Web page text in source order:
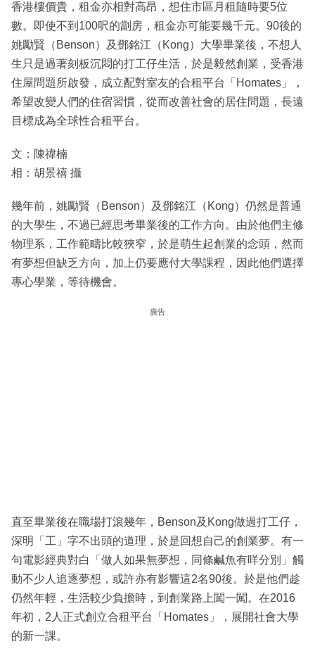
香港樓價貴，租金亦相對高昂，想住市區月租隨時要5位
數。即使不到100呎的劏房，租金亦可能要幾千元。90後的
姚勵賢（Benson）及鄧銘江（Kong）大學畢業後，不想人
生只是過著刻板沉悶的打工仔生活，於是毅然創業，受香港
住屋問題所啟發，成立配對室友的合租平台「Homates」，
希望改變人們的住宿習慣，從而改善社會的居住問題，長遠
目標成為全球性合租平台。
文：陳禕楠
相：胡景禧 攝
幾年前，姚勵賢（Benson）及鄧銘江（Kong）仍然是普通
的大學生，不過已經思考畢業後的工作方向。由於他們主修
物理系，工作範疇比較狹窄，於是萌生起創業的念頭，然而
有夢想但缺乏方向，加上仍要應付大學課程，因此他們選擇
專心學業，等待機會。
廣告
直至畢業後在職場打滾幾年，Benson及Kong做過打工仔，
深明「工」字不出頭的道理，於是回想自己的創業夢。有一
句電影經典對白「做人如果無夢想，同條鹹魚有咩分別」觸
動不少人追逐夢想，或許亦有影響這2名90後。於是他們趁
仍然年輕，生活較少負擔時，到創業路上闖一闖。在2016
年初，2人正式創立合租平台「Homates」，展開社會大學
的新一課。